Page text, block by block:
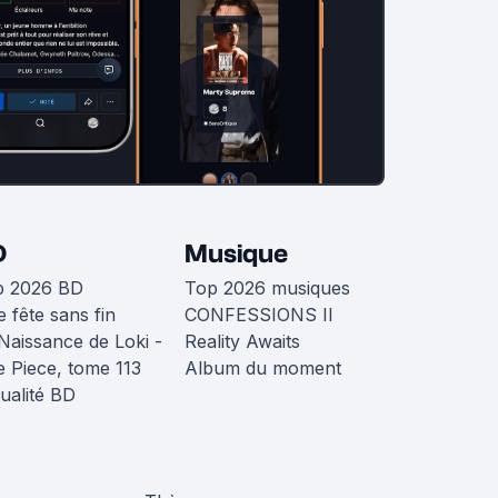
2026 BD
fête sans fin
de Loki -
Piece, tome 113
BD
Musique
Top 2026 musiques
CONFESSIONS II
Reality Awaits
Album du moment